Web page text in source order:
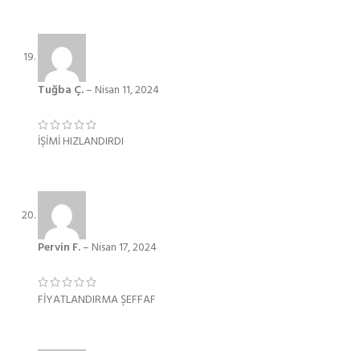
Tuğba Ç.– Nisan 11, 2024
İŞİMİ HIZLANDIRDI
Pervin F.– Nisan 17, 2024
FİYATLANDIRMA ŞEFFAF